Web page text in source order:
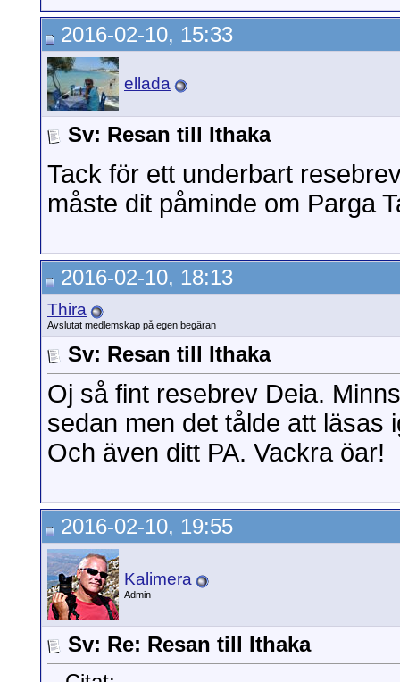
2016-02-10, 15:33
ellada
Sv: Resan till Ithaka
Tack för ett underbart
måste dit påminde om Parga
2016-02-10, 18:13
Thira
Avslutat medlemskap på egen begäran
Sv: Resan till Ithaka
Oj så fint resebrev Deia.
sedan men det tålde att läsas
Och även ditt PA. Vackra öar!
2016-02-10, 19:55
Kalimera
Admin
Sv: Re: Resan till Ithaka